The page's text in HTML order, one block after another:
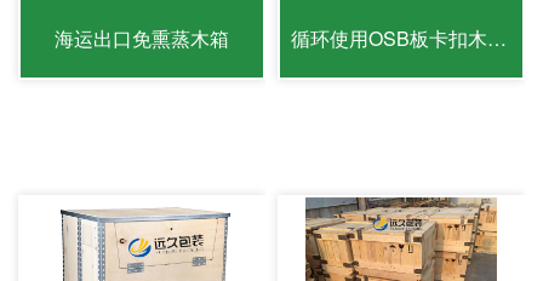
海运出口免熏蒸木箱 循环使用OSB板卡扣木箱出口免检